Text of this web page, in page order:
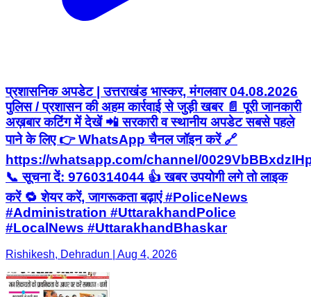
प्रशासनिक अपडेट | उत्तराखंड भास्कर, मंगलवार 04.08.2026
पुलिस / प्रशासन की अहम कार्रवाई से जुड़ी खबर 📄 पूरी जानकारी
अख़बार कटिंग में देखें 📲 सरकारी व स्थानीय अपडेट सबसे पहले
पाने के लिए 👉 WhatsApp चैनल जॉइन करें 🔗
https://whatsapp.com/channel/
📞 सूचना दें: 9760314044 👍 खबर उपयोगी लगे तो लाइक
करें 🔁 शेयर करें, जागरूकता बढ़ाएं #PoliceNews
#Administration #UttarakhandPolice
#LocalNews #UttarakhandBhaskar
Rishikesh, Dehradun | Aug 4, 2026